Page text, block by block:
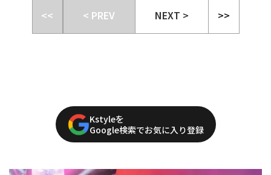
<< < PREV NEXT > >>
Kstyleを
Google検索でお気に入り登録